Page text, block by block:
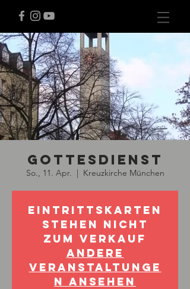
Gottesdienst
So., 11. Apr.
  |
Kreuzkirche München
Eintrittskarten
stehen nicht
zum Verkauf
Andere
Veranstaltunge
n ansehen